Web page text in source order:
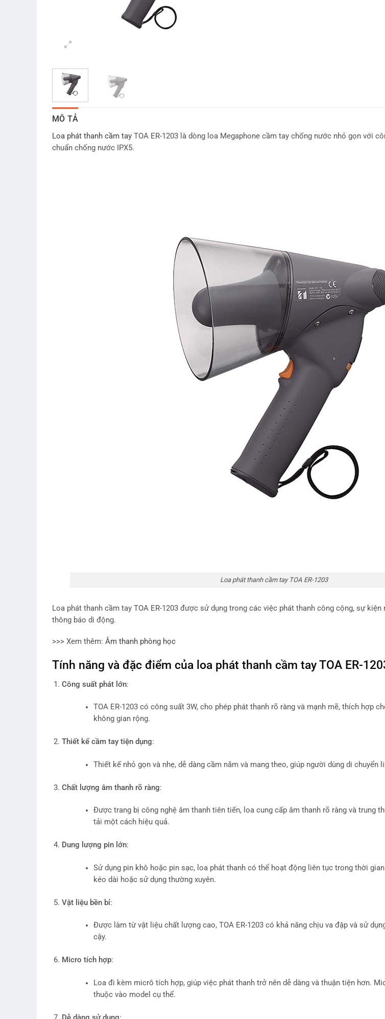
MÔ TẢ
Loa phát thanh cầm tay TOA ER-1203 là dòng loa Megaphone cầm tay chống nước nhỏ gọn với
chuẩn chống nước IPX5.
Loa phát thanh cầm tay TOA ER-1203
Loa phát thanh cầm tay TOA ER-1203 được sử dụng trong các việc phát thanh công cộng, sự
thông báo di động.
>>> Xem thêm: Âm thanh phòng học
Tính năng và đặc điểm của loa phát thanh cầm tay TOA ER-
Công suất phát lớn:
TOA ER-1203 có công suất 3W, cho phép phát thanh rõ ràng và mạnh mẽ, thích hợp
không gian rộng.
Thiết kế cầm tay tiện dụng:
Thiết kế nhỏ gọn và nhẹ, dễ dàng cầm nắm và mang theo, giúp người dùng di chuyển
Chất lượng âm thanh rõ ràng:
Được trang bị công nghệ âm thanh tiên tiến, loa cung cấp âm thanh rõ ràng và trung
tải một cách hiệu quả.
Dung lượng pin lớn:
Sử dụng pin khô hoặc pin sạc, loa phát thanh có thể hoạt động liên tục trong thời
kéo dài hoặc sử dụng thường xuyên.
Vật liệu bền bỉ:
Được làm từ vật liệu chất lượng cao, TOA ER-1203 có khả năng chịu va đập và sử
cậy.
Micro tích hợp:
Loa đi kèm micrô tích hợp, giúp việc phát thanh trở nên dễ dàng và thuận tiện hơn.
thuộc vào model cụ thể.